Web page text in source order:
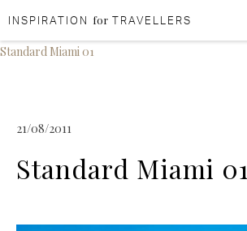
Aller au contenu
Aller au menu
INSPIRATION for TRAVELLERS
Standard Miami 01
21/08/2011
Standard Miami 01